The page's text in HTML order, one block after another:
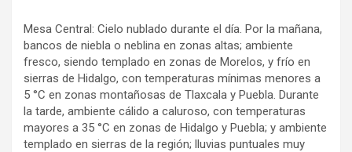
Mesa Central: Cielo nublado durante el día. Por la mañana,
bancos de niebla o neblina en zonas altas; ambiente
fresco, siendo templado en zonas de Morelos, y frío en
sierras de Hidalgo, con temperaturas mínimas menores a
5 °C en zonas montañosas de Tlaxcala y Puebla. Durante
la tarde, ambiente cálido a caluroso, con temperaturas
mayores a 35 °C en zonas de Hidalgo y Puebla; y ambiente
templado en sierras de la región; lluvias puntuales muy